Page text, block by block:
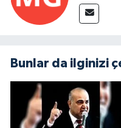
Bunlar da ilginizi